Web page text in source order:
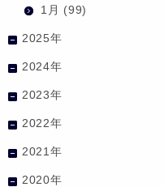
1月 (99)
2025年
2024年
2023年
2022年
2021年
2020年